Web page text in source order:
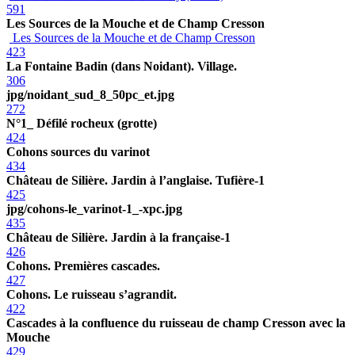
591
Les Sources de la Mouche et de Champ Cresson
Les Sources de la Mouche et de Champ Cresson
423
La Fontaine Badin (dans Noidant). Village.
306
jpg/noidant_sud_8_50pc_et.jpg
272
N°1_ Défilé rocheux (grotte)
424
Cohons sources du varinot
434
Château de Silière. Jardin à l’anglaise. Tufière-1
425
jpg/cohons-le_varinot-1_-xpc.jpg
435
Château de Silière. Jardin à la française-1
426
Cohons. Premières cascades.
427
Cohons. Le ruisseau s’agrandit.
422
Cascades à la confluence du ruisseau de champ Cresson avec la
Mouche
429